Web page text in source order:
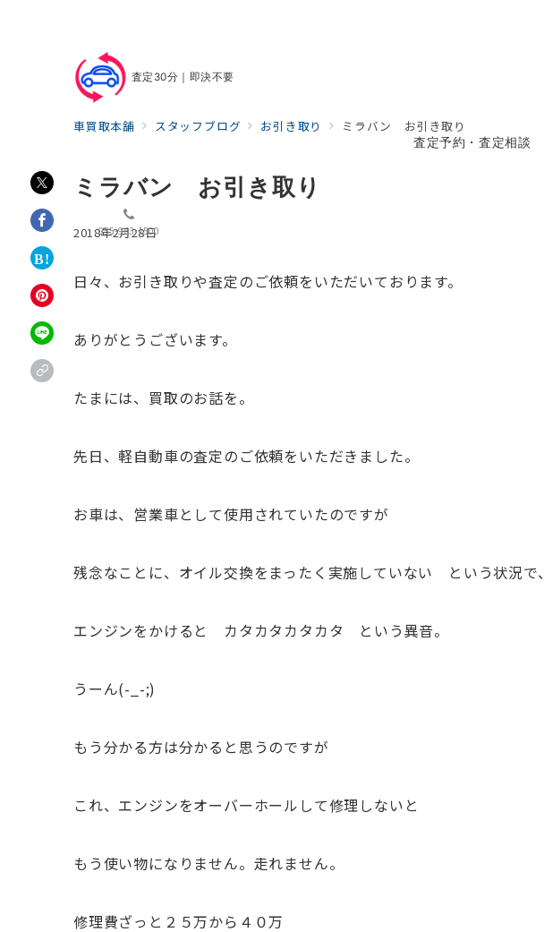
査定30分｜即決不要
査定予約・査定相談
055-963-1500
車買取本舗 スタッフブログ お引き取り ミラバン お引き取り
ミラバン お引き取り
2018年2月28日
日々、お引き取りや査定のご依頼をいただいております。
ありがとうございます。
たまには、買取のお話を。
先日、軽自動車の査定のご依頼をいただきました。
お車は、営業車として使用されていたのですが
残念なことに、オイル交換をまったく実施していない という状況で、
エンジンをかけると カタカタカタカタ という異音。
うーん(-_-;)
もう分かる方は分かると思うのですが
これ、エンジンをオーバーホールして修理しないと
もう使い物になりません。走れません。
修理費ざっと２５万から４０万